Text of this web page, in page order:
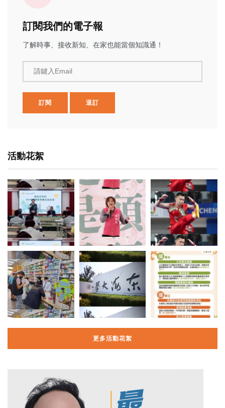
訂閱我們的電子報
了解時事、接收新知、在家也能當個知識通！
請鍵入Email
訂閱 退訂
活動花絮
更多活動花絮